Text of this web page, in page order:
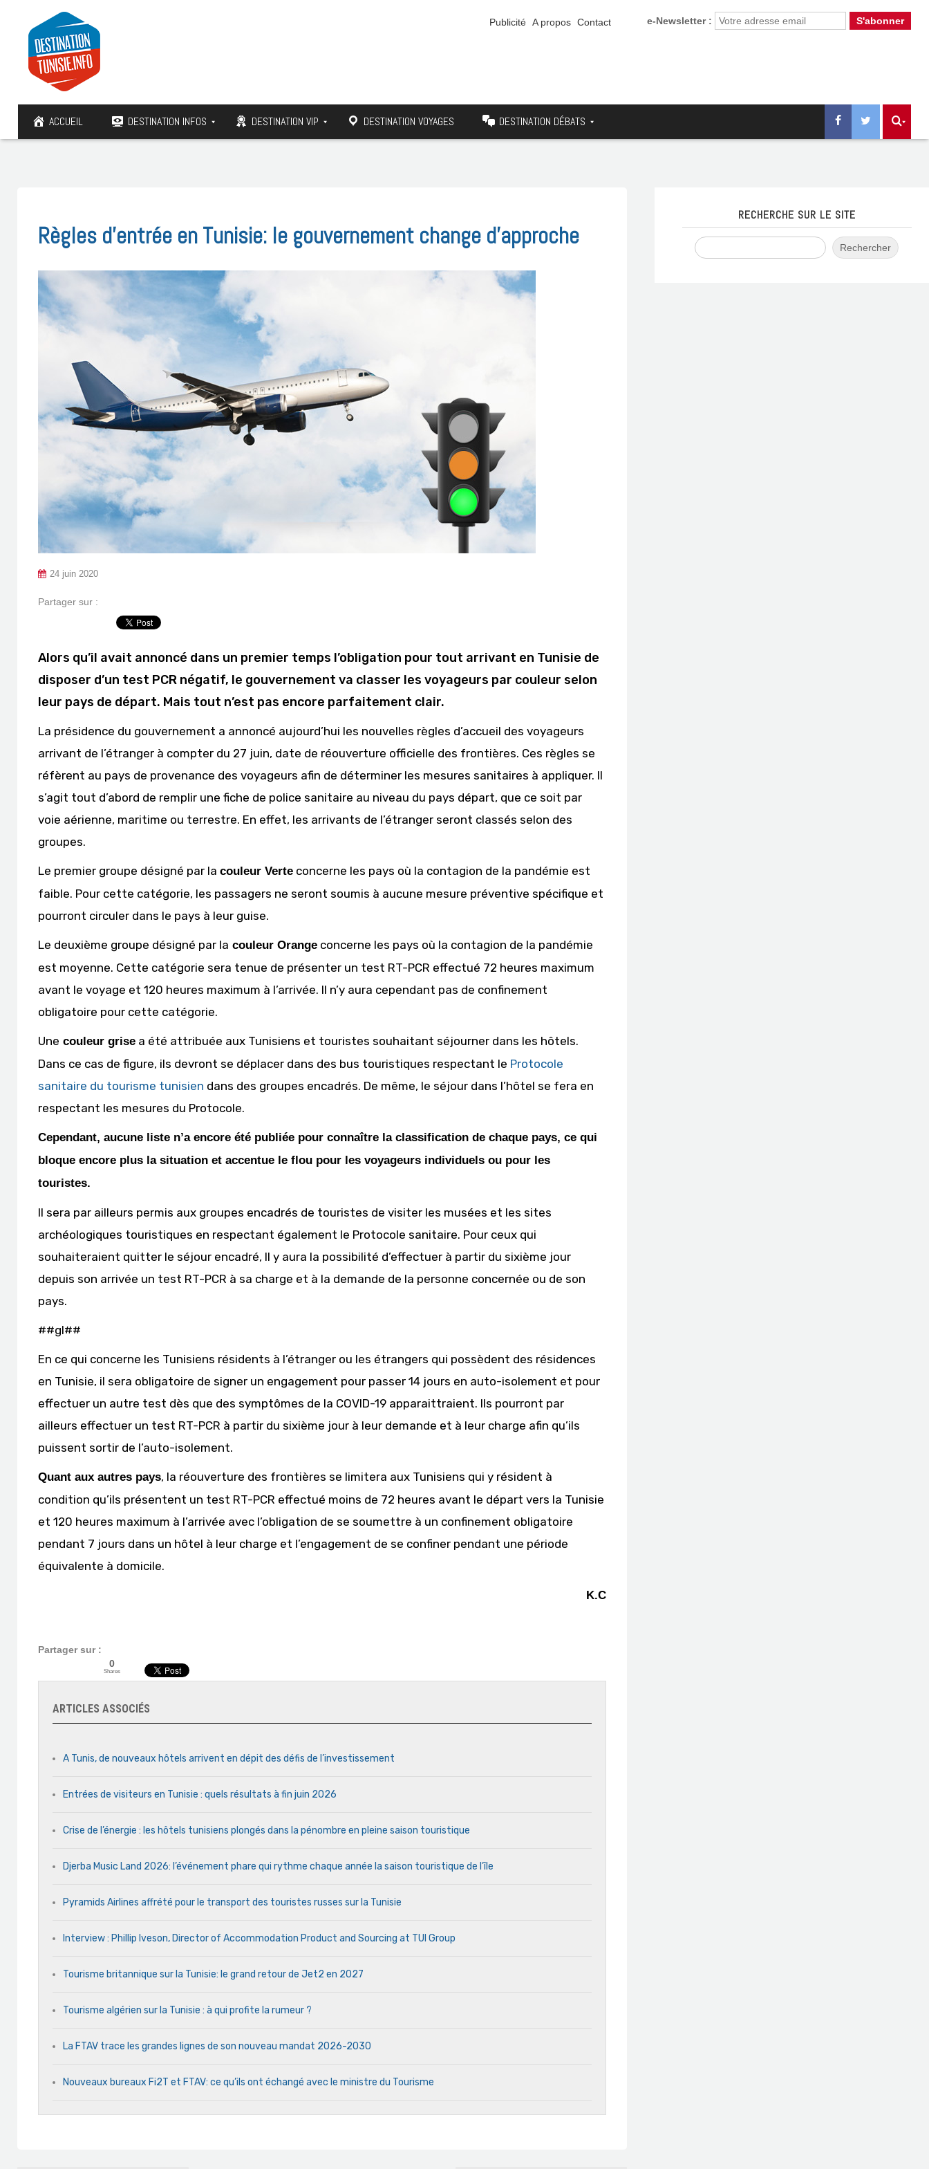
e-Newsletter :
Publicité A propos Contact
ACCUEIL DESTINATION INFOS DESTINATION VIP DESTINATION VOYAGES DESTINATION DÉBATS
Règles d’entrée en Tunisie: le gouvernement change d’approche
24 juin 2020
Partager sur :
Alors qu’il avait annoncé dans un premier temps l’obligation pour tout arrivant en Tunisie de
disposer d’un test PCR négatif, le gouvernement va classer les voyageurs par couleur selon
leur pays de départ. Mais tout n’est pas encore parfaitement clair.
La présidence du gouvernement a annoncé aujourd’hui les nouvelles règles d’accueil des voyageurs
arrivant de l’étranger à compter du 27 juin, date de réouverture officielle des frontières. Ces règles se
réfèrent au pays de provenance des voyageurs afin de déterminer les mesures sanitaires à appliquer. Il
s’agit tout d’abord de remplir une fiche de police sanitaire au niveau du pays départ, que ce soit par
voie aérienne, maritime ou terrestre. En effet, les arrivants de l’étranger seront classés selon des
groupes.
Le premier groupe désigné par la couleur Verte concerne les pays où la contagion de la pandémie est
faible. Pour cette catégorie, les passagers ne seront soumis à aucune mesure préventive spécifique et
pourront circuler dans le pays à leur guise.
Le deuxième groupe désigné par la couleur Orange concerne les pays où la contagion de la pandémie
est moyenne. Cette catégorie sera tenue de présenter un test RT-PCR effectué 72 heures maximum
avant le voyage et 120 heures maximum à l’arrivée. Il n’y aura cependant pas de confinement
obligatoire pour cette catégorie.
Une couleur grise a été attribuée aux Tunisiens et touristes souhaitant séjourner dans les hôtels.
Dans ce cas de figure, ils devront se déplacer dans des bus touristiques respectant le Protocole
sanitaire du tourisme tunisien dans des groupes encadrés. De même, le séjour dans l’hôtel se fera en
respectant les mesures du Protocole.
Cependant, aucune liste n’a encore été publiée pour connaître la classification de chaque pays, ce qui
bloque encore plus la situation et accentue le flou pour les voyageurs individuels ou pour les
touristes.
Il sera par ailleurs permis aux groupes encadrés de touristes de visiter les musées et les sites
archéologiques touristiques en respectant également le Protocole sanitaire. Pour ceux qui
souhaiteraient quitter le séjour encadré, Il y aura la possibilité d’effectuer à partir du sixième jour
depuis son arrivée un test RT-PCR à sa charge et à la demande de la personne concernée ou de son
pays.
##gl##
En ce qui concerne les Tunisiens résidents à l’étranger ou les étrangers qui possèdent des résidences
en Tunisie, il sera obligatoire de signer un engagement pour passer 14 jours en auto-isolement et pour
effectuer un autre test dès que des symptômes de la COVID-19 apparaittraient. Ils pourront par
ailleurs effectuer un test RT-PCR à partir du sixième jour à leur demande et à leur charge afin qu’ils
puissent sortir de l’auto-isolement.
Quant aux autres pays, la réouverture des frontières se limitera aux Tunisiens qui y résident à
condition qu’ils présentent un test RT-PCR effectué moins de 72 heures avant le départ vers la Tunisie
et 120 heures maximum à l’arrivée avec l’obligation de se soumettre à un confinement obligatoire
pendant 7 jours dans un hôtel à leur charge et l’engagement de se confiner pendant une période
équivalente à domicile.
K.C
Partager sur :
0
Shares
ARTICLES ASSOCIÉS
A Tunis, de nouveaux hôtels arrivent en dépit des défis de l’investissement
Entrées de visiteurs en Tunisie : quels résultats à fin juin 2026
Crise de l’énergie : les hôtels tunisiens plongés dans la pénombre en pleine saison touristique
Djerba Music Land 2026: l’événement phare qui rythme chaque année la saison touristique de l’île
Pyramids Airlines affrété pour le transport des touristes russes sur la Tunisie
Interview : Phillip Iveson, Director of Accommodation Product and Sourcing at TUI Group
Tourisme britannique sur la Tunisie: le grand retour de Jet2 en 2027
Tourisme algérien sur la Tunisie : à qui profite la rumeur ?
La FTAV trace les grandes lignes de son nouveau mandat 2026-2030
Nouveaux bureaux Fi2T et FTAV: ce qu’ils ont échangé avec le ministre du Tourisme
RECHERCHE SUR LE SITE